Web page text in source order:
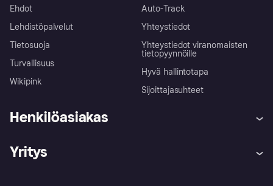
Ehdot
Lehdistöpalvelut
Tietosuoja
Turvallisuus
Wikipink
Auto-Track
Yhteystiedot
Yhteystiedot viranomaisten
tietopyynnöille
Hyvä hallintotapa
Sijoittajasuhteet
Henkilöasiakas
Ohje
Kirjaudu sisään
Yritys